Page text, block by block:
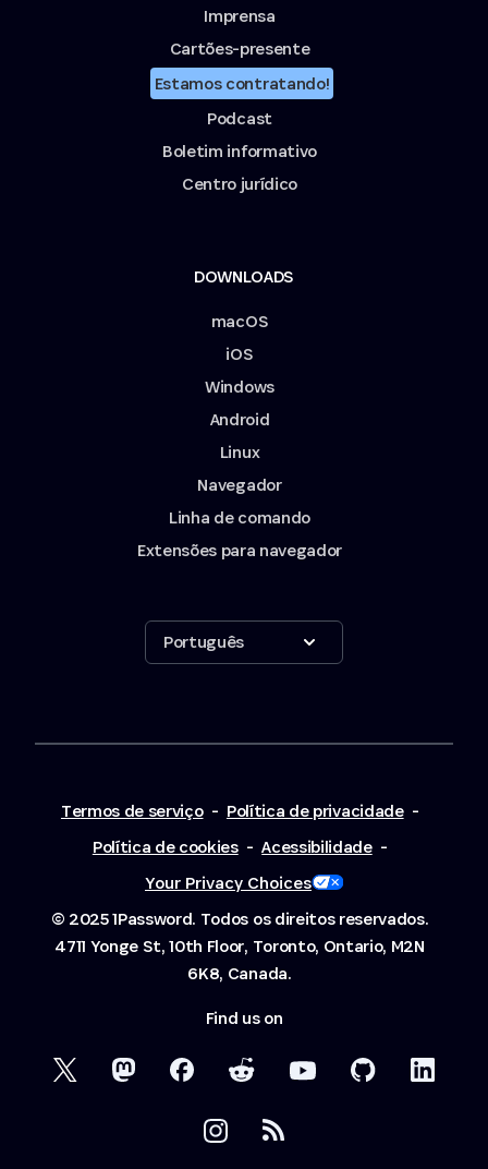
Imprensa
Cartões-presente
Estamos contratando!
Podcast
Boletim informativo
Centro jurídico
DOWNLOADS
macOS
iOS
Windows
Android
Linux
Navegador
Linha de comando
Extensões para navegador
Português
Termos de serviço - Política de privacidade -
Política de cookies - Acessibilidade -
Your Privacy Choices
© 2025 1Password. Todos os direitos reservados.
4711 Yonge St, 10th Floor, Toronto, Ontario, M2N
6K8, Canada.
Find us on